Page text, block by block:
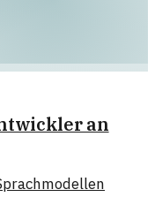
an